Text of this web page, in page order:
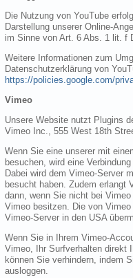
Die Nutzung von YouTube
Darstellung unserer Online-
im Sinne von Art. 6 Abs. 1 lit. f
Weitere Informationen zum
Datenschutzerklärung von
https://policies.google.com/
Vimeo
Unsere Website nutzt Plugins
Vimeo Inc., 555 West 18th
Wenn Sie eine unserer mit
besuchen, wird eine
Dabei wird dem Vimeo-Server
besucht haben. Zudem erlangt
dann, wenn Sie nicht bei
Vimeo besitzen. Die von
Vimeo-Server in den USA
Wenn Sie in Ihrem Vimeo-
Vimeo, Ihr Surfverhalten direkt
können Sie verhindern, indem
ausloggen.